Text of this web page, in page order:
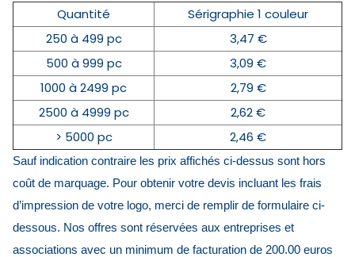
Quantité
Sérigraphie 1 couleur
250 à 499 pc
3,47 €
500 à 999 pc
3,09 €
1000 à 2499 pc
2,79 €
2500 à 4999 pc
2,62 €
> 5000 pc
2,46 €
Sauf indication contraire les prix affichés ci-dessus sont hors
coût de marquage. Pour obtenir votre devis incluant les frais
d’impression de votre logo, merci de remplir de formulaire ci-
dessous. Nos offres sont réservées aux entreprises et
associations avec un minimum de facturation de 200.00 euros